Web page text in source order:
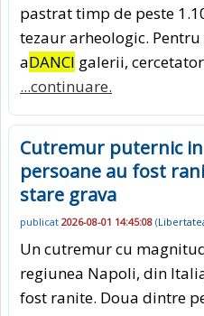
pastrat timp de peste
tezaur arheologic.
aDANCI galerii,
...continuare.
Cutremur puternic in
persoane au fost
stare grava
publicat 2026-08-01 14:45:08 (
Un cutremur cu
regiunea Napoli, din
fost ranite. Doua dintre